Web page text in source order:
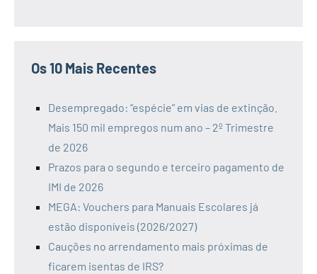
Os 10 Mais Recentes
Desempregado: “espécie” em vias de extinção.
Mais 150 mil empregos num ano – 2º Trimestre
de 2026
Prazos para o segundo e terceiro pagamento de
IMI de 2026
MEGA: Vouchers para Manuais Escolares já
estão disponíveis (2026/2027)
Cauções no arrendamento mais próximas de
ficarem isentas de IRS?